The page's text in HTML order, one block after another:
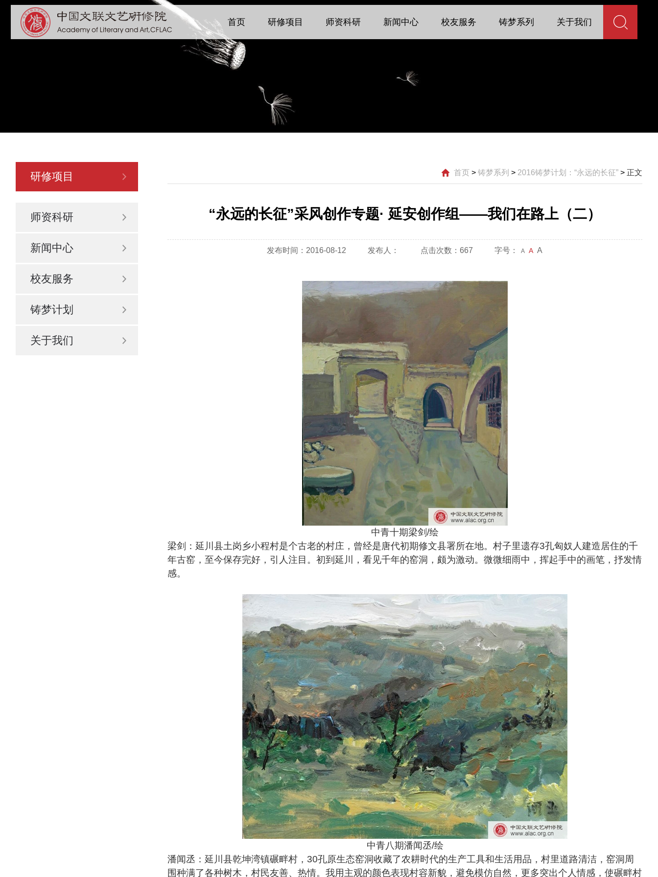
首页 研修项目 师资科研 新闻中心 校友服务 铸梦系列 关于我们
研修项目
师资科研
新闻中心
校友服务
铸梦计划
关于我们
首页 > 铸梦系列 > 2016铸梦计划：“永远的长征” > 正文
“永远的长征”采风创作专题· 延安创作组——我们在路上（二）
发布时间：2016-08-12 发布人： 点击次数：667 字号： A A A
中青十期梁剑/绘
梁剑：延川县土岗乡小程村是个古老的村庄，曾经是唐代初期修文县署所在地。村子里遗存3孔匈奴人建造居住的千
年古窑，至今保存完好，引人注目。初到延川，看见千年的窑洞，颇为激动。微微细雨中，挥起手中的画笔，抒发情
感。
中青八期潘闻丞/绘
潘闻丞：延川县乾坤湾镇碾畔村，30孔原生态窑洞收藏了农耕时代的生产工具和生活用品，村里道路清洁，窑洞周
围种满了各种树木，村民友善、热情。我用主观的颜色表现村容新貌，避免模仿自然，更多突出个人情感，使碾畔村